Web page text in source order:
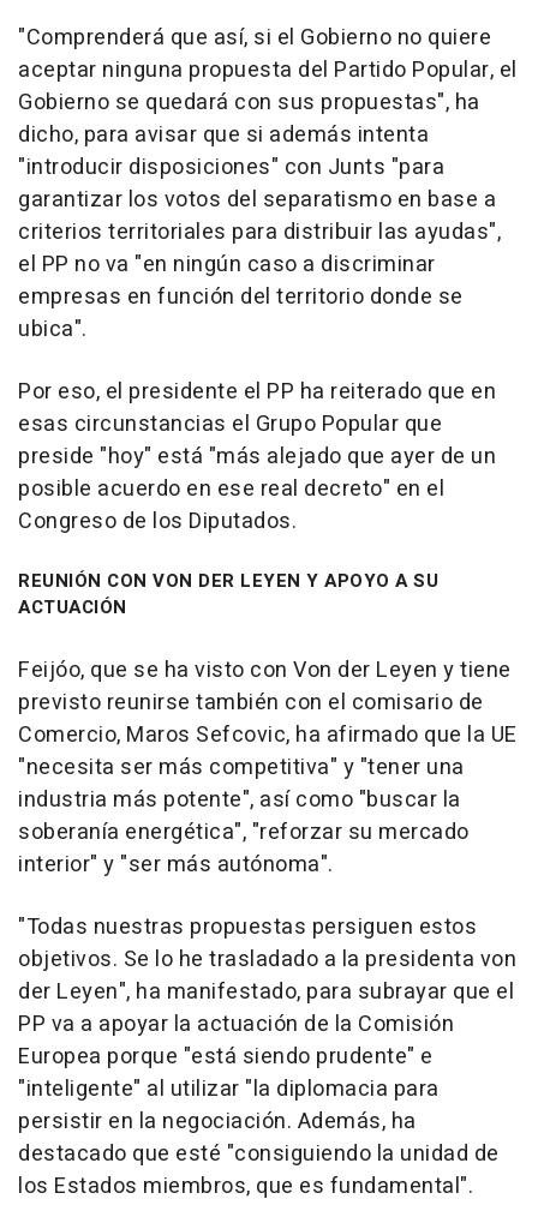
"Comprenderá que así, si el Gobierno no quiere
aceptar ninguna propuesta del Partido Popular, el
Gobierno se quedará con sus propuestas", ha
dicho, para avisar que si además intenta
"introducir disposiciones" con Junts "para
garantizar los votos del separatismo en base a
criterios territoriales para distribuir las ayudas",
el PP no va "en ningún caso a discriminar
empresas en función del territorio donde se
ubica".
Por eso, el presidente el PP ha reiterado que en
esas circunstancias el Grupo Popular que
preside "hoy" está "más alejado que ayer de un
posible acuerdo en ese real decreto" en el
Congreso de los Diputados.
REUNIÓN CON VON DER LEYEN Y APOYO A SU
ACTUACIÓN
Feijóo, que se ha visto con Von der Leyen y tiene
previsto reunirse también con el comisario de
Comercio, Maros Sefcovic, ha afirmado que la UE
"necesita ser más competitiva" y "tener una
industria más potente", así como "buscar la
soberanía energética", "reforzar su mercado
interior" y "ser más autónoma".
"Todas nuestras propuestas persiguen estos
objetivos. Se lo he trasladado a la presidenta von
der Leyen", ha manifestado, para subrayar que el
PP va a apoyar la actuación de la Comisión
Europea porque "está siendo prudente" e
"inteligente" al utilizar "la diplomacia para
persistir en la negociación. Además, ha
destacado que esté "consiguiendo la unidad de
los Estados miembros, que es fundamental".